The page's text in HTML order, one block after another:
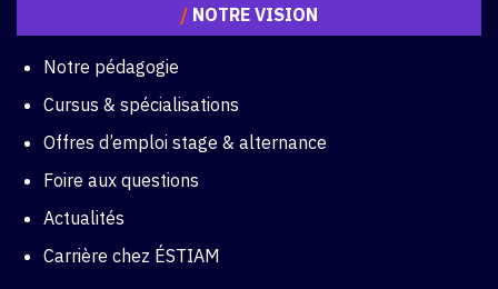
/ NOTRE VISION
Notre pédagogie
Cursus & spécialisations
Offres d’emploi stage & alternance
Foire aux questions
Actualités
Carrière chez ÉSTIAM